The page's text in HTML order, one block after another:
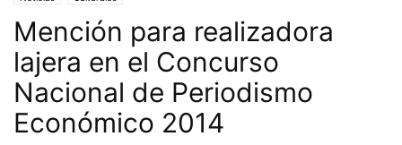
Mención para realizadora
lajera en el Concurso
Nacional de Periodismo
Económico 2014